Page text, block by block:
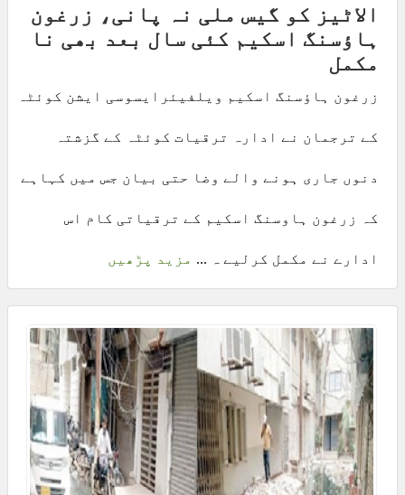
الاٹیز کو گیس ملی نہ پانی، زرغون
ہاؤسنگ اسکیم کئی سال بعد بھی نا
مکمل
زرغون ہاؤسنگ اسکیم ویلفیئرایسوسی ایشن کوئٹہ
کے ترجمان نے ادارہ ترقیات کوئٹہ کے گزشتہ
دنوں جاری ہونے والے وضا حتی بیان جس میں کہاہے
کہ زرغون ہاوسنگ اسکیم کے ترقیاتی کام اس
ادارے نے مکمل کرلیے ہ ... مزید پڑھیں